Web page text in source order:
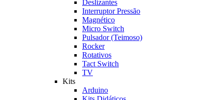
Deslizantes
Interruptor Pressão
Magnético
Micro Switch
Pulsador (Teimoso)
Rocker
Rotativos
Tact Switch
TV
Kits
Arduino